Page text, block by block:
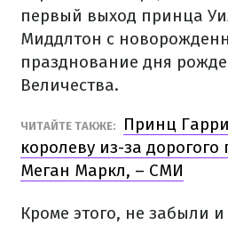
первый выход принца
Миддлтон с
празднование дня
Величества.
ЧИТАЙТЕ ТАКЖЕ:
Принц
королеву из-за дорогого
Меган Маркл, – СМИ
Кроме этого, не забыли